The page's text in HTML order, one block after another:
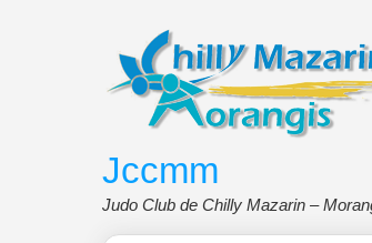
Jccmm
Judo Club de Chilly Mazarin –